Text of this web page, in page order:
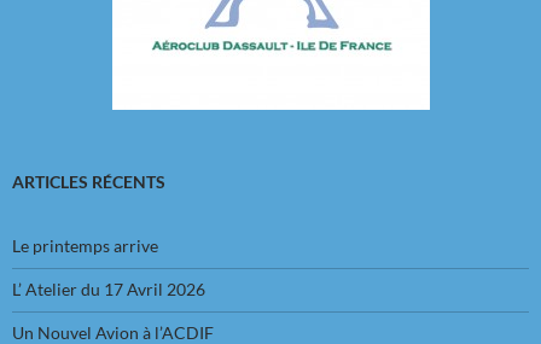
ARTICLES RÉCENTS
Le printemps arrive
L’ Atelier du 17 Avril 2026
Un Nouvel Avion à l’ACDIF